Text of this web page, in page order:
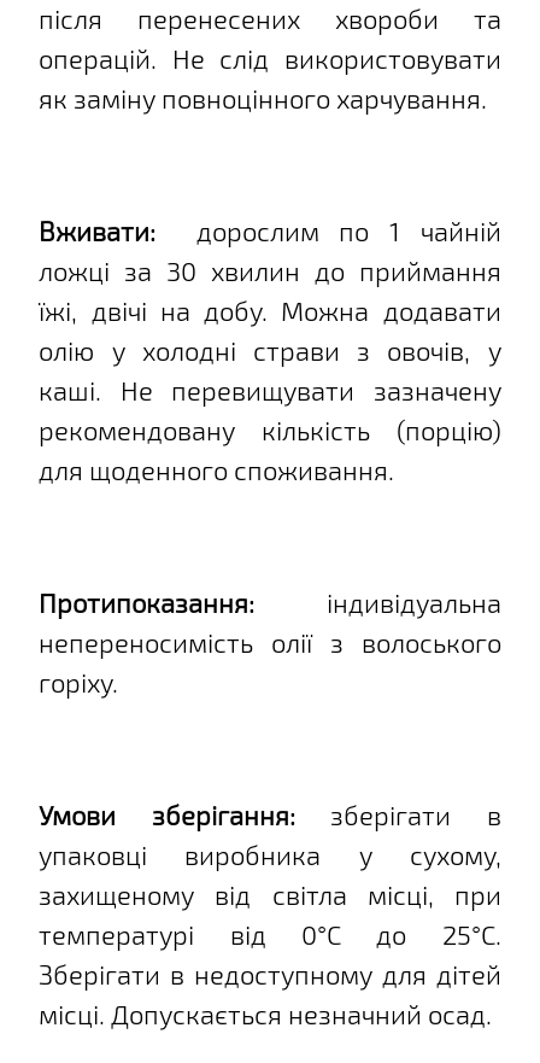
після перенесених хвороби та
операцій. Не слід використовувати
як заміну повноцінного харчування.
Вживати: дорослим по 1 чайній
ложці за 30 хвилин до приймання
їжі, двічі на добу. Можна додавати
олію у холодні страви з овочів, у
каші. Не перевищувати зазначену
рекомендовану кількість (порцію)
для щоденного споживання.
Протипоказання: індивідуальна
непереносимість олії з волоського
горіху.
Умови зберігання:зберігати в
упаковці виробника у сухому,
захищеному від світла місці, при
температурі від 0°C до 25°C.
Зберігати в недоступному для дітей
місці. Допускається незначний осад.